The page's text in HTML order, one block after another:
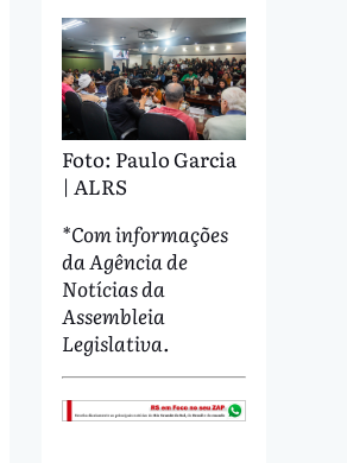
Foto: Paulo Garcia
| ALRS
*Com informações
da Agência de
Notícias da
Assembleia
Legislativa.